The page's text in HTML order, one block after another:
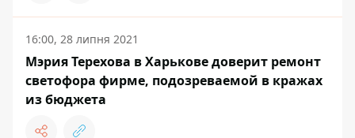
16:00, 28 липня 2021
Мэрия Терехова в Харькове доверит ремонт
светофора фирме, подозреваемой в кражах
из бюджета